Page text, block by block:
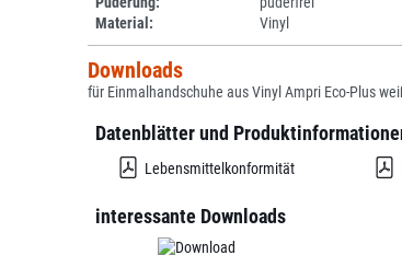
Material:
Vinyl
Downloads
für Einmalhandschuhe aus Vinyl Ampri Eco-Plus
Datenblätter und
Lebensmittelkonformität
interessante Downloads